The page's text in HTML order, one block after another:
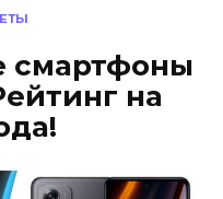
на